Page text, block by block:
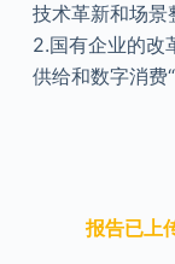
技术革新和场景
2.国有企业的改
供给和数字消费“
报告已上